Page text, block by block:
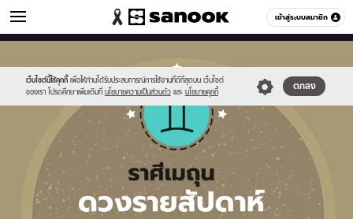
เข้าสู่ระบบสมาชิก
ดูดวง หมวดอื่นๆ
เว็บไซต์นี้ใช้คุกกี้ เพื่อให้ท่านได้รับประสบการณ์การใช้งานที่ดีที่สุดบน เว็บไซต์
ของเรา โปรดศึกษาเพิ่มเติมที่ นโยบายความเป็นส่วนตัว และ นโยบายคุกกี้
ตกลง
new-
sanook.png
horoscope-
gemini_zodia.jpg